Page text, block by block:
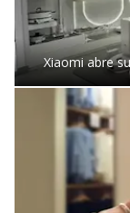
Xiaomi abre